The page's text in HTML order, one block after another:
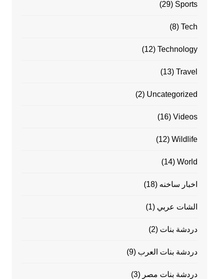
Sports
(29)
Tech
(8)
Technology
(12)
Travel
(13)
Uncategorized
(2)
Videos
(16)
Wildlife
(12)
World
(14)
اخبار ساخنه (18)
الشات عربي (1)
دردشة بنات (2)
دردشة بنات العرب (9)
دردشة بنات مصر (3)